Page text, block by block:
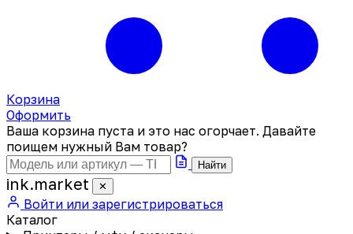
Корзина
Оформить
Ваша корзина пуста и это нас огорчает. Давайте
поищем нужный Вам товар?
Найти
ink.market ✕
Войти или зарегистрироваться
Каталог